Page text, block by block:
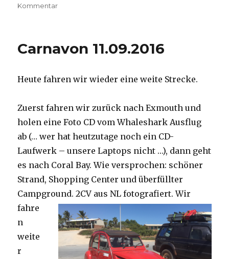
Kommentarzu
Carnavon 11.09.2016
Heute fahren wir wieder eine weite Strecke.
Zuerst fahren wir zurück nach Exmouth und
holen eine Foto CD vom Whaleshark Ausflug
ab (… wer hat heutzutage noch ein CD-
Laufwerk – unsere Laptops nicht …), dann geht
es nach Coral Bay. Wie versprochen: schöner
Strand, Shopping Center und überfüllter
Campground.2CV aus NL fotografiert. Wir
fahre
n
weite
r